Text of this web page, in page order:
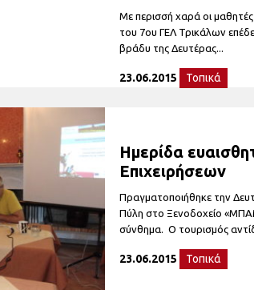
Με περισσή χαρά οι
του 7ου ΓΕΛ Τρικάλων
βράδυ της Δευτέρας...
23.06.2015 Τοπικά
Ημερίδα
Επιχειρήσεων
Πραγματοποιήθηκε την
Πύλη στο Ξενοδοχείο
σύνθημα. Ο τουρισμός
23.06.2015 Τοπικά